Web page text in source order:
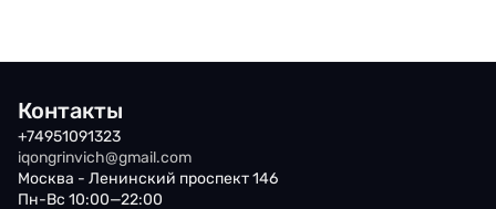
Контакты
+74951091323
iqongrinvich@gmail.com
Москва - Ленинский проспект 146
Пн-Вс 10:00—22:00